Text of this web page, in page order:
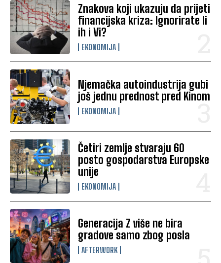
Znakova koji ukazuju da prijeti
financijska kriza: Ignorirate li
ih i Vi?
EKONOMIJA
Njemačka autoindustrija gubi
još jednu prednost pred Kinom
EKONOMIJA
Četiri zemlje stvaraju 60
posto gospodarstva Europske
unije
EKONOMIJA
Generacija Z više ne bira
gradove samo zbog posla
AFTERWORK